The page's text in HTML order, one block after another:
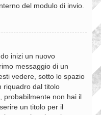
del modulo di invio.
inizi un nuovo
messaggio di un
vedere, sotto lo spazio
riquadro dal titolo
probabilmente non hai il
un titolo per il